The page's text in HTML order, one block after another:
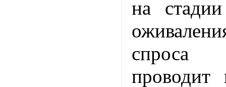
на
спроса
проводит